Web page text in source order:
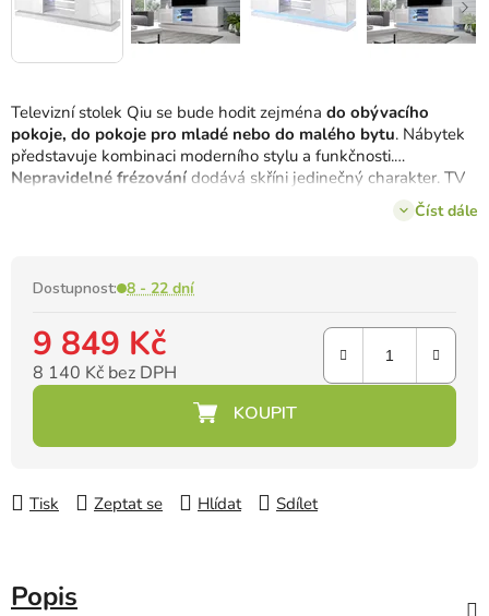
Televizní stolek Qiu se bude hodit zejména do obývacího
pokoje, do pokoje pro mladé nebo do malého bytu. Nábytek
představuje kombinaci moderního stylu a funkčnosti.
Nepravidelné frézování dodává skříni jedinečný charakter. TV
stolek představuje ideální místem pro TV zařízení a dekorativní
Číst dále
Dostupnost: 8 - 22 dní
9 849 Kč
8 140 Kč bez DPH
Tisk Zeptat se Hlídat Sdílet
Popis